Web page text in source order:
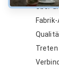
Über
Treten